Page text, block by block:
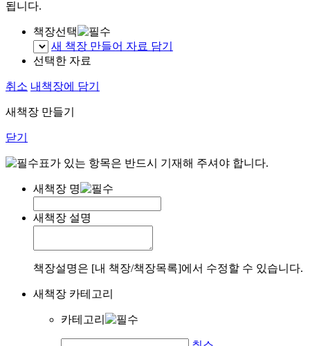
됩니다.
책장선택
새 책장 만들어 자료 담기
선택한 자료
취소 내책장에 담기
새책장 만들기
닫기
표가 있는 항목은 반드시 기재해 주셔야 합니다.
새책장 명
새책장 설명
책장설명은 [내 책장/책장목록]에서 수정할 수 있습니다.
새책장 카테고리
카테고리